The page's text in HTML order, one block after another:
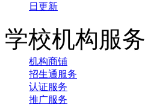
日更新
学校机构服务
机构商铺
招生通服务
认证服务
推广服务